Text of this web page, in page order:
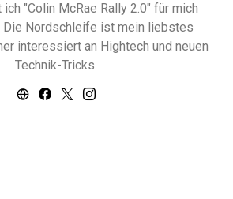
"Colin McRae Rally 2.0" für mich
Die Nordschleife ist mein liebstes
interessiert an Hightech und neuen
Technik-Tricks.